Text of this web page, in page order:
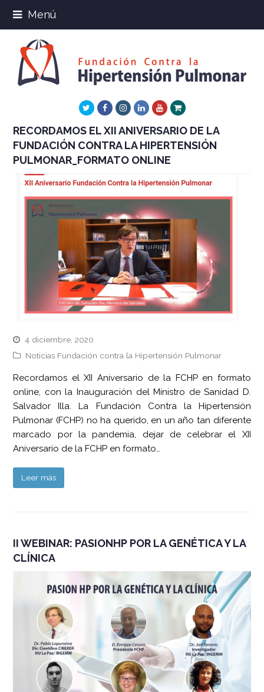
Menú
TwitterFacebookInstagram
LinkedInYoutube
Xing
RECORDAMOS EL XII ANIVERSARIO DE LA
FUNDACIÓN CONTRA LA HIPERTENSIÓN
PULMONAR_FORMATO ONLINE
4 diciembre, 2020
Noticias Fundación contra la Hipertensión Pulmonar
Recordamos el XII Aniversario de la FCHP en formato
online, con la Inauguración del Ministro de Sanidad D.
Salvador Illa. La Fundación Contra la Hipertensión
Pulmonar (FCHP) no ha querido, en un año tan diferente
marcado por la pandemia, dejar de celebrar el XII
Aniversario de la FCHP en formato…
Leer más
II WEBINAR: PASIONHP POR LA GENÉTICA Y LA
CLÍNICA